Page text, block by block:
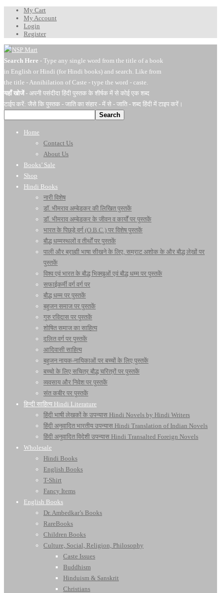
My Cart
My Account
Login
Register
Search Here - Type any single word from the title of a book
in English or Hindi (for Hindi books) and search. Like from
the title - Annihilation of Caste - type the word - caste.
यहाँ खोजें- अपनी पसंदीदा हिंदी पुस्तक के शीर्षक में से कोई एक शब्द
टाईप करें: जैसे कि पुस्तक - जाति का संहार - में से - जाति - शब्द हिंदी में टाइप करें।
Search
Home
Contact Us
About Us
Books’ Sale
Shop
Hindi Books
नारी विशेष
डॉ. भीमराव अम्बेडकर की लिखित पुस्तकें
डॉ. भीमराव अम्बेडकर के जीवन व कार्यों पर पुस्तकें
भारत के पिछड़े वर्ग (O.B.C.) पर विशेष पुस्तकें
बौद्ध धम्मस्थलों व तीर्थों पर पुस्तकें
पाली और ब्राह्मी भाषा सीखने के लिए, सम्राट अशोक के और बौद्ध लेखों पर
पुस्तकें
विश्व एवं भारत के बौद्ध भिक्खुओं एवं बौद्ध धम्म पर पुस्तकें
सफाईकर्मी वर्ग वर्ग पर
बौद्ध धम्म पर पुस्तकें
बहुजन समाज पर पुस्तकें
गुरु रविदास पर पुस्तकें
शोषित समाज का साहित्य
दलित वर्ग पर पुस्तकें
आदिवासी साहित्य
बहुजन नायक-नायिकाओं पर बच्चों के लिए पुस्तकें
बच्चो के लिए सचित्र बौद्ध चरित्रों पर पुस्तकें
व्यवसाय और निवेश पर पुस्तकें
संत कबीर पर पुस्तकें
हिन्दी साहित्य Hindi Literature
हिंदी भाषी लेखकों के उपन्यास Hindi Novels by Hindi Writers
हिंदी अनुवादित भारतीय उपन्यास Hindi Translation of Indian Novels
हिंदी अनुवादित विदेशी उपन्यास Hindi Transalted Foreign Novels
Wholesale
Hindi Books
English Books
T-Shirt
Fancy Items
English Books
Dr. Ambedkar’s Books
RareBooks
Children Books
Culture, Social, Religion, Philosophy
Caste Issues
Buddhism
Hinduism & Sanskrit
Christians